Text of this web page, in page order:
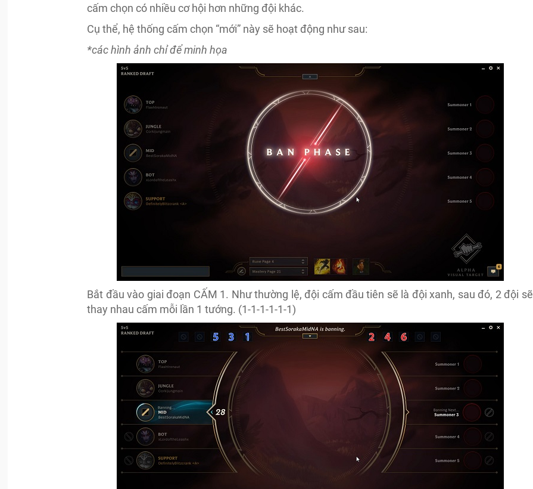
cấm chọn có nhiều cơ hội hơn những đội khác.
Cụ thể, hệ thống cấm chọn “mới” này sẽ hoạt động như sau:
*các hình ảnh chỉ để minh họa
Bắt đầu vào giai đoạn CẤM 1. Như thường lệ, đội cấm đầu tiên sẽ là đội xanh, sau đó, 2 đội sẽ
thay nhau cấm mỗi lần 1 tướng. (1-1-1-1-1-1)